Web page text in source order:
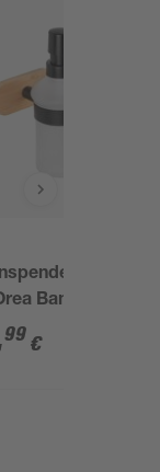
'Turbo-
Bamboo'
Glas
200 ml
99 €